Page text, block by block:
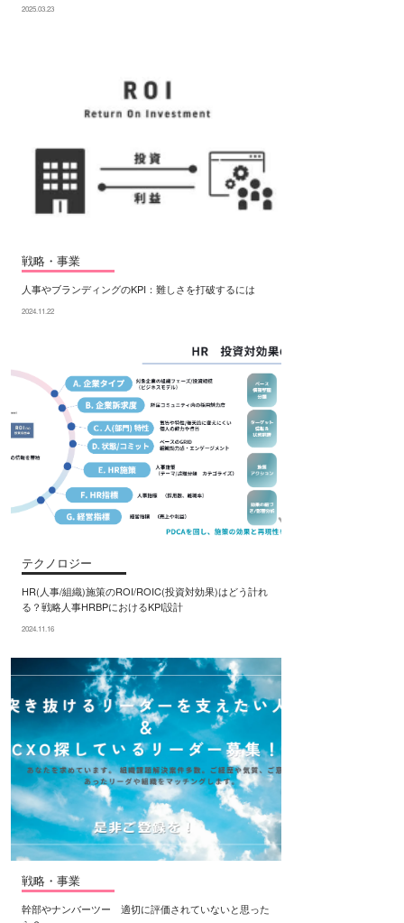
2025.03.23
戦略・事業
人事やブランディングのKPI：難しさを打破するには
2024.11.22
テクノロジー
HR(人事/組織)施策のROI/ROIC(投資対効果)はどう計れ
る？戦略人事HRBPにおけるKPI設計
2024.11.16
戦略・事業
幹部やナンバーツー 適切に評価されていないと思った